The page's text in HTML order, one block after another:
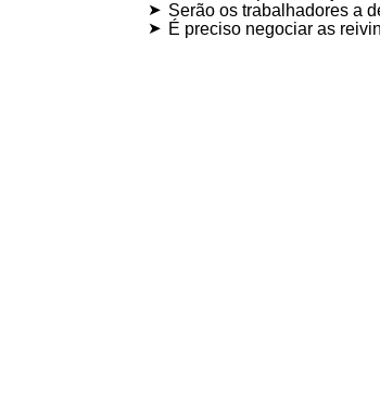
Serão os trabalhadores a
É preciso negociar as